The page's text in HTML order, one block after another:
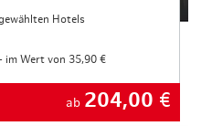
Hotels
im Wert von 35,90 €
ab 204,00 €